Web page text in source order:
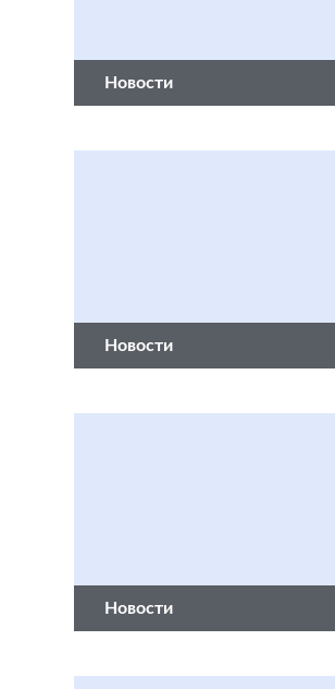
Новости
Новости
Новости